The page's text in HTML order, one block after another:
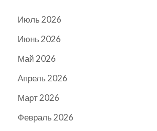
Июль 2026
Июнь 2026
Май 2026
Апрель 2026
Март 2026
Февраль 2026